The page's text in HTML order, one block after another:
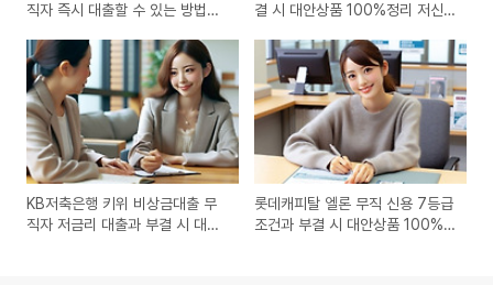
직자 즉시 대출할 수 있는 방법과
결 시 대안상품 100%정리 저신
KB저축은행 키위 비상금대출 무
직자 저금리 대출과 부결 시 대안
롯데캐피탈 엘론 무직 신용 7등급
조건과 부결 시 대안상품 100%